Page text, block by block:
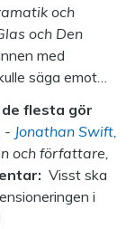
och
och Den
med
säga emot…
flesta gör
- Jonathan Swift,
och författare,
Visst ska
i